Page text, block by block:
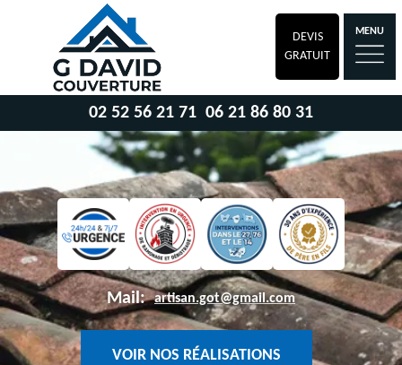
DEVIS
GRATUIT
MENU
02 52 56 21 71 06 21 86 80 31
Mail: artisan.got@gmail.com
VOIR NOS RÉALISATIONS